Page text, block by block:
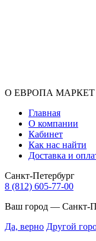
О ЕВРОПА МАРКЕТ
Главная
О компании
Кабинет
Как нас найти
Доставка и
Санкт-Петербург
8 (812) 605-77-00
Ваш город — Санкт-
Да, верно Другой